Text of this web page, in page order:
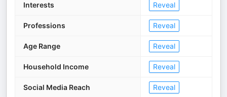
Interests Reveal
Professions Reveal
Age Range Reveal
Household Income Reveal
Social Media Reach Reveal